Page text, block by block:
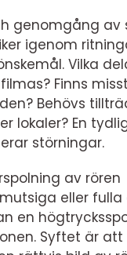
genomgång
igenom
Vilka
Finns
Behövs
lokaler? En
störningar.
av rören
eller fulla
en
Syftet är